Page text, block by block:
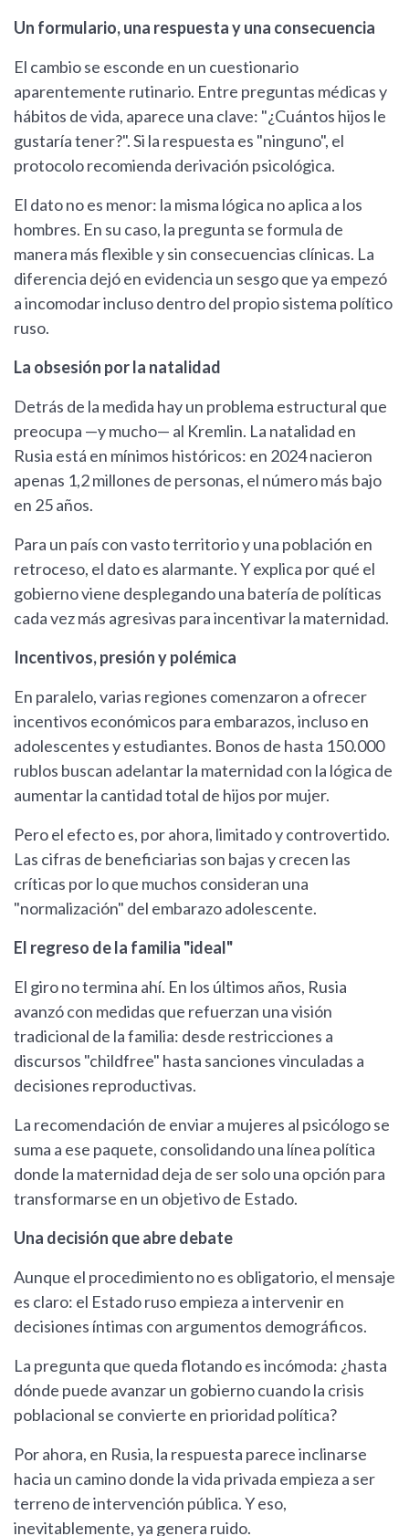
Un formulario, una respuesta y una consecuencia
El cambio se esconde en un cuestionario
aparentemente rutinario. Entre preguntas médicas y
hábitos de vida, aparece una clave: "¿Cuántos hijos le
gustaría tener?". Si la respuesta es "ninguno", el
protocolo recomienda derivación psicológica.
El dato no es menor: la misma lógica no aplica a los
hombres. En su caso, la pregunta se formula de
manera más flexible y sin consecuencias clínicas. La
diferencia dejó en evidencia un sesgo que ya empezó
a incomodar incluso dentro del propio sistema político
ruso.
La obsesión por la natalidad
Detrás de la medida hay un problema estructural que
preocupa —y mucho— al Kremlin. La natalidad en
Rusia está en mínimos históricos: en 2024 nacieron
apenas 1,2 millones de personas, el número más bajo
en 25 años.
Para un país con vasto territorio y una población en
retroceso, el dato es alarmante. Y explica por qué el
gobierno viene desplegando una batería de políticas
cada vez más agresivas para incentivar la maternidad.
Incentivos, presión y polémica
En paralelo, varias regiones comenzaron a ofrecer
incentivos económicos para embarazos, incluso en
adolescentes y estudiantes. Bonos de hasta 150.000
rublos buscan adelantar la maternidad con la lógica de
aumentar la cantidad total de hijos por mujer.
Pero el efecto es, por ahora, limitado y controvertido.
Las cifras de beneficiarias son bajas y crecen las
críticas por lo que muchos consideran una
"normalización" del embarazo adolescente.
El regreso de la familia "ideal"
El giro no termina ahí. En los últimos años, Rusia
avanzó con medidas que refuerzan una visión
tradicional de la familia: desde restricciones a
discursos "childfree" hasta sanciones vinculadas a
decisiones reproductivas.
La recomendación de enviar a mujeres al psicólogo se
suma a ese paquete, consolidando una línea política
donde la maternidad deja de ser solo una opción para
transformarse en un objetivo de Estado.
Una decisión que abre debate
Aunque el procedimiento no es obligatorio, el mensaje
es claro: el Estado ruso empieza a intervenir en
decisiones íntimas con argumentos demográficos.
La pregunta que queda flotando es incómoda: ¿hasta
dónde puede avanzar un gobierno cuando la crisis
poblacional se convierte en prioridad política?
Por ahora, en Rusia, la respuesta parece inclinarse
hacia un camino donde la vida privada empieza a ser
terreno de intervención pública. Y eso,
inevitablemente, ya genera ruido.